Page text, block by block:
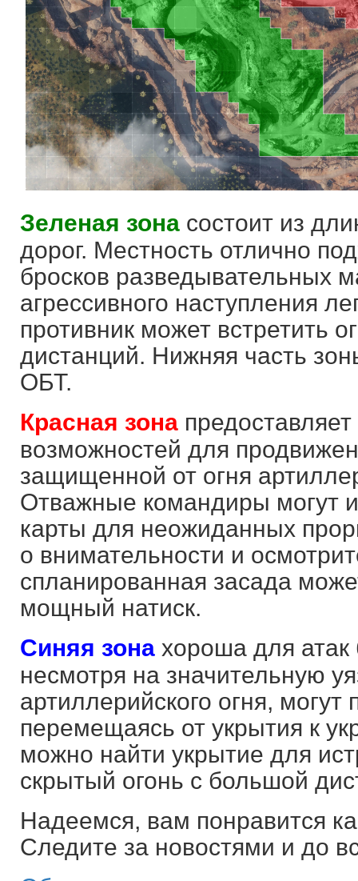
Зеленая зонасостоит из
дорог. Местность отлично
бросков разведывательных
агрессивного наступления
противник может встретить
дистанций. Нижняя часть
ОБТ.
Красная зона
возможностей для
защищенной от огня
Отважные командиры могут
карты для неожиданных
о внимательности и
спланированная засада
мощный натиск.
Синяя зонахороша для атак
несмотря на значительную
артиллерийского огня, могут
перемещаясь от укрытия к
можно найти укрытие для
скрытый огонь с большой
Надеемся, вам понравится
Следите за новостями и до